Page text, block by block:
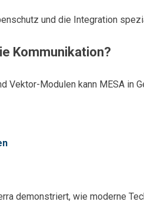
und die Integration
Kommunikation?
Vektor-Modulen kann MESA
demonstriert, wie moderne